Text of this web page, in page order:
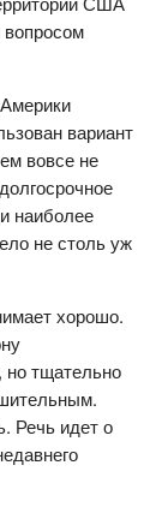
вариант
вовсе не
наиболее
не столь уж
хорошо.
но тщательно
Речь идет о